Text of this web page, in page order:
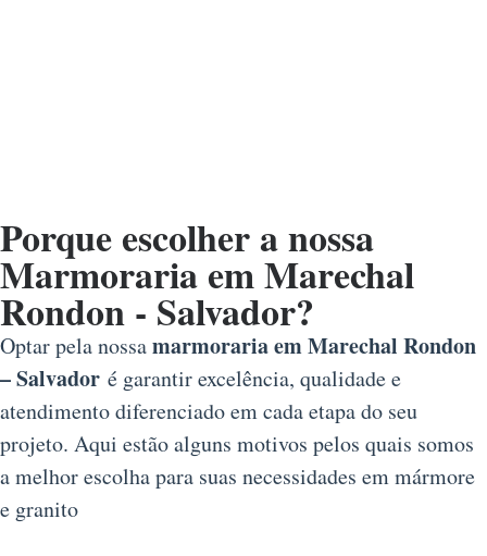
Porque escolher a nossa
Marmoraria em Marechal
Rondon - Salvador?
Optar pela nossamarmoraria em Marechal Rondon
– Salvador é garantir excelência, qualidade e
atendimento diferenciado em cada etapa do seu
projeto. Aqui estão alguns motivos pelos quais somos
a melhor escolha para suas necessidades em mármore
e granito